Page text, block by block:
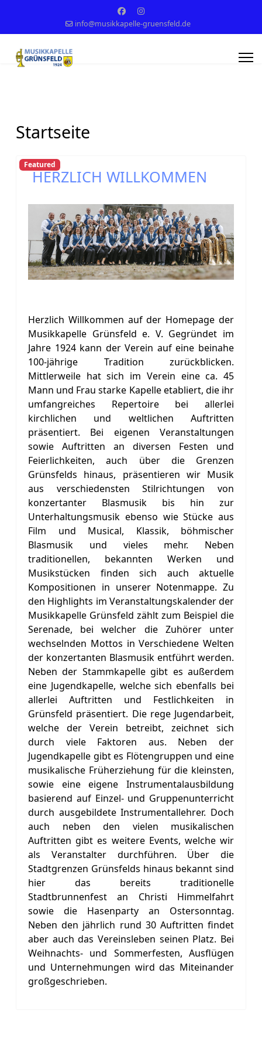
info@musikkapelle-gruensfeld.de
Startseite
Featured
HERZLICH WILLKOMMEN
Herzlich Willkommen auf der Homepage der
Musikkapelle Grünsfeld e. V. Gegründet im
Jahre 1924 kann der Verein auf eine beinahe
100-jährige Tradition zurückblicken.
Mittlerweile hat sich im Verein eine ca. 45
Mann und Frau starke Kapelle etabliert, die ihr
umfangreiches Repertoire bei allerlei
kirchlichen und weltlichen Auftritten
präsentiert. Bei eigenen Veranstaltungen
sowie Auftritten an diversen Festen und
Feierlichkeiten, auch über die Grenzen
Grünsfelds hinaus, präsentieren wir Musik
aus verschiedensten Stilrichtungen von
konzertanter Blasmusik bis hin zur
Unterhaltungsmusik ebenso wie Stücke aus
Film und Musical, Klassik, böhmischer
Blasmusik und vieles mehr. Neben
traditionellen, bekannten Werken und
Musikstücken finden sich auch aktuelle
Kompositionen in unserer Notenmappe. Zu
den Highlights im Veranstaltungskalender der
Musikkapelle Grünsfeld zählt zum Beispiel die
Serenade, bei welcher die Zuhörer unter
wechselnden Mottos in Verschiedene Welten
der konzertanten Blasmusik entführt werden.
Neben der Stammkapelle gibt es außerdem
eine Jugendkapelle, welche sich ebenfalls bei
allerlei Auftritten und Festlichkeiten in
Grünsfeld präsentiert. Die rege Jugendarbeit,
welche der Verein betreibt, zeichnet sich
durch viele Faktoren aus. Neben der
Jugendkapelle gibt es Flötengruppen und eine
musikalische Früherziehung für die kleinsten,
sowie eine eigene Instrumentalausbildung
basierend auf Einzel- und Gruppenunterricht
durch ausgebildete Instrumentallehrer. Doch
auch neben den vielen musikalischen
Auftritten gibt es weitere Events, welche wir
als Veranstalter durchführen. Über die
Stadtgrenzen Grünsfelds hinaus bekannt sind
hier das bereits traditionelle
Stadtbrunnenfest an Christi Himmelfahrt
sowie die Hasenparty an Ostersonntag.
Neben den jährlich rund 30 Auftritten findet
aber auch das Vereinsleben seinen Platz. Bei
Weihnachts- und Sommerfesten, Ausflügen
und Unternehmungen wird das Miteinander
großgeschrieben.